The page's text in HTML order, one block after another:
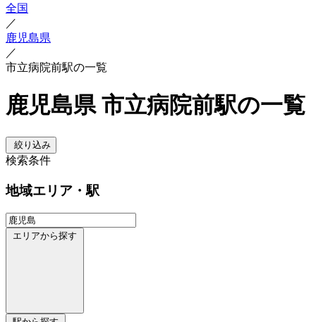
全国
／
鹿児島県
／
市立病院前駅の一覧
鹿児島県 市立病院前駅の一覧
絞り込み
検索条件
地域エリア・駅
エリアから探す